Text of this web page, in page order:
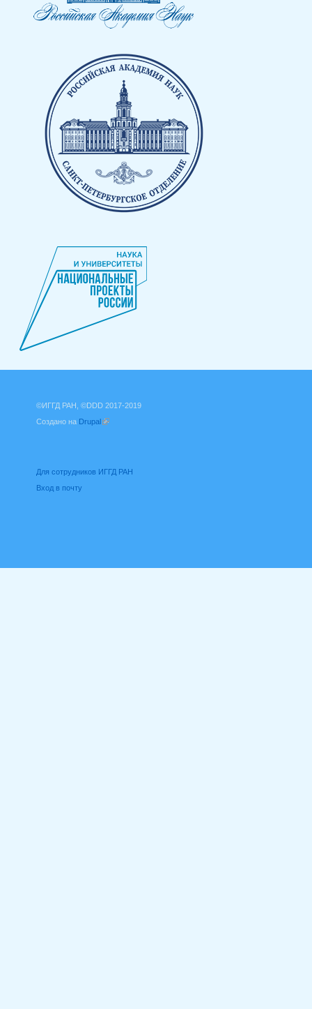
©ИГГД РАН, ©DDD 2017-2019
Создано на Drupal
Для сотрудников ИГГД РАН
Вход в почту